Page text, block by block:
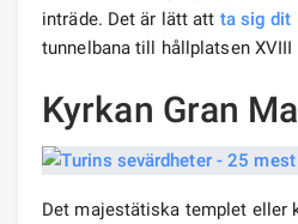
inträde. Det är lätt att ta sig dit
tunnelbana till hållplatsen XVIII
Kyrkan Gran
Det majestätiska templet eller